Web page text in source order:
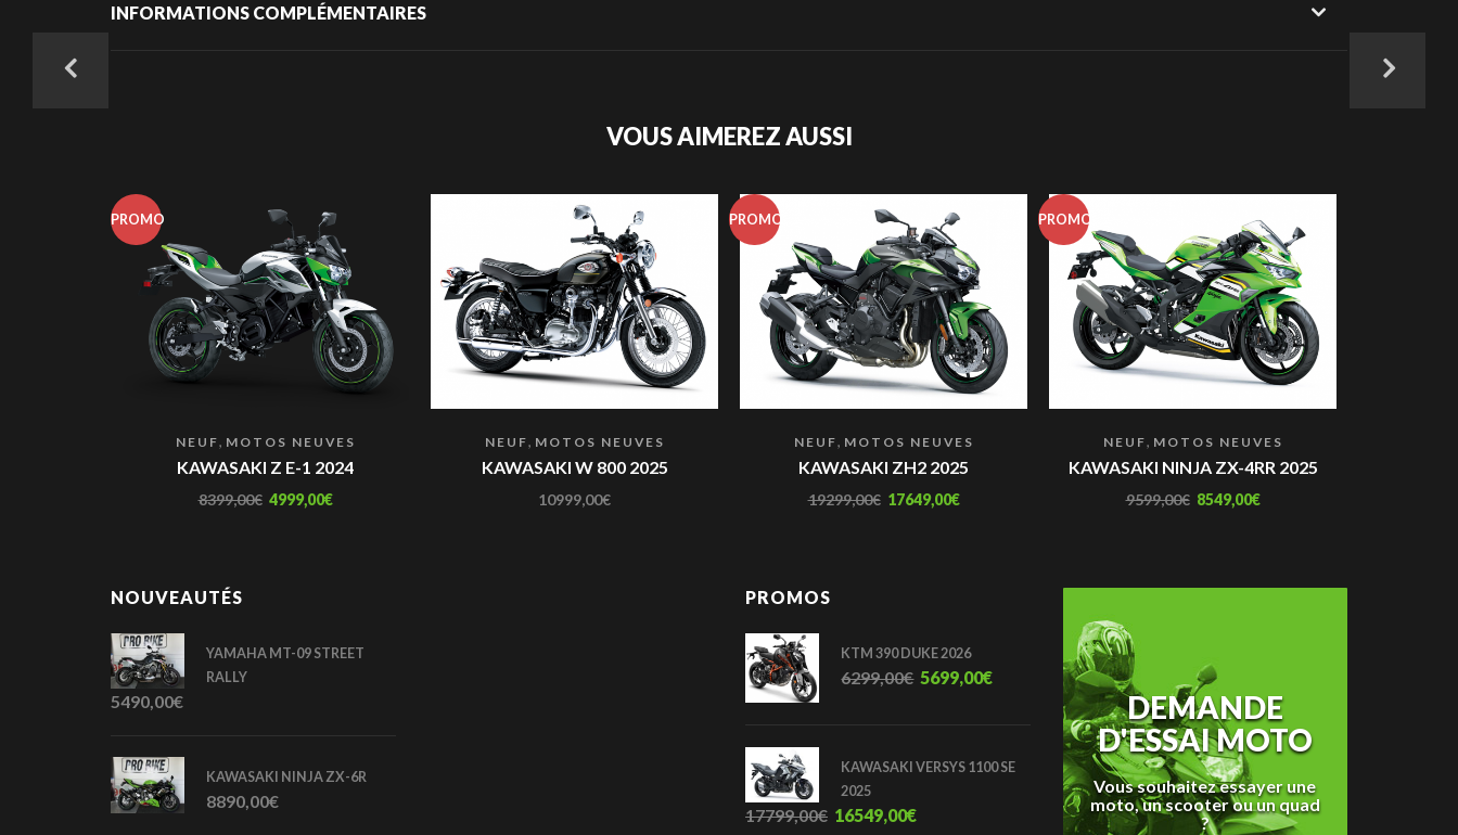
INFORMATIONS COMPLÉMENTAIRES
VOUS AIMEREZ AUSSI
PROMO
NEUF, MOTOS NEUVES
KAWASAKI Z E-1 2024
8399,00€ 4999,00€
NEUF, MOTOS NEUVES
KAWASAKI W 800 2025
10999,00€
PROMO
NEUF, MOTOS NEUVES
KAWASAKI ZH2 2025
19299,00€ 17649,00€
PROMO
NEUF, MOTOS NEUVES
KAWASAKI NINJA ZX-4RR 2025
9599,00€ 8549,00€
NOUVEAUTÉS
YAMAHA MT-09 STREET
RALLY
5490,00€
KAWASAKI NINJA ZX-6R
8890,00€
PROMOS
KTM 390 DUKE 2026
6299,00€ 5699,00€
KAWASAKI VERSYS 1100 SE
2025
17799,00€ 16549,00€
DEMANDE
D'ESSAI MOTO
Vous souhaitez essayer une
moto, un scooter ou un quad
?